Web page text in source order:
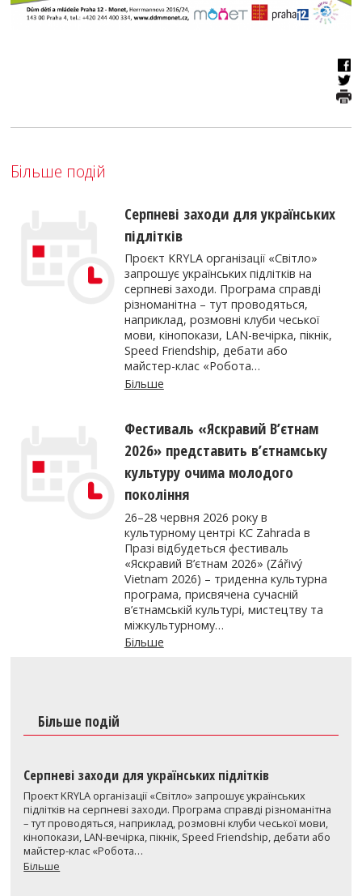
Більше подій
Серпневі заходи для українських
підлітків
Проєкт KRYLA організації «Світло»
запрошує українських підлітків на
серпневі заходи. Програма справді
різноманітна – тут проводяться,
наприклад, розмовні клуби чеської
мови, кінопокази, LAN-вечірка, пікнік,
Speed Friendship, дебати або
майстер-клас «Робота…
Більше
Фестиваль «Яскравий В’єтнам
2026» представить в’єтнамську
культуру очима молодого
покоління
26–28 червня 2026 року в
культурному центрі KC Zahrada в
Празі відбудеться фестиваль
«Яскравий В’єтнам 2026» (Zářivý
Vietnam 2026) – триденна культурна
програма, присвячена сучасній
в’єтнамській культурі, мистецтву та
міжкультурному…
Більше
Більше подій
Серпневі заходи для українських підлітків
Проєкт KRYLA організації «Світло» запрошує українських
підлітків на серпневі заходи. Програма справді різноманітна
– тут проводяться, наприклад, розмовні клуби чеської мови,
кінопокази, LAN-вечірка, пікнік, Speed Friendship, дебати або
майстер-клас «Робота…
Більше